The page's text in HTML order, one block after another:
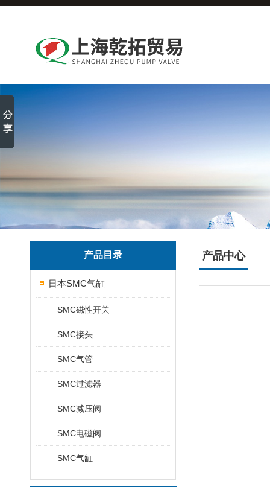
产品目录
日本SMC气缸
SMC磁性开关
SMC接头
SMC气管
SMC过滤器
SMC减压阀
SMC电磁阀
SMC气缸
产品中心